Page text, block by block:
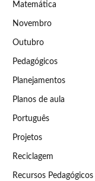
Matemática
Novembro
Outubro
Pedagógicos
Planejamentos
Planos de aula
Português
Projetos
Reciclagem
Recursos Pedagógicos